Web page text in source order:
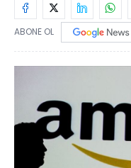
ABONE OL